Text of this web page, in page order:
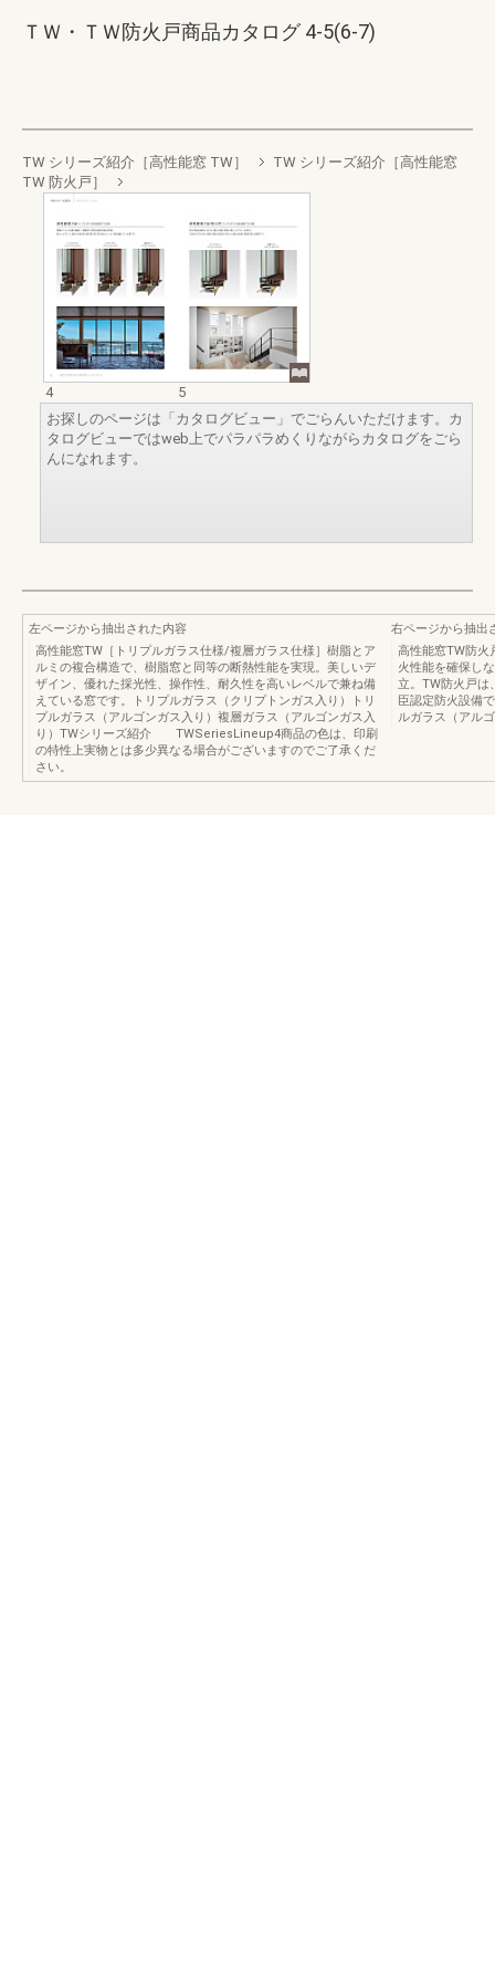
ＴＷ・ＴＷ防火戸商品カタログ 4-5(6-7)
TW シリーズ紹介［高性能窓 TW］
TW シリーズ紹介［高性能窓
TW 防火戸］
4
5
お探しのページは「カタログビュー」でごらんいただけます。カ
タログビューではweb上でパラパラめくりながらカタログをごら
んになれます。
左ページから抽出された内容
高性能窓TW［トリプルガラス仕様/複層ガラス仕様］樹脂とア
ルミの複合構造で、樹脂窓と同等の断熱性能を実現。美しいデ
ザイン、優れた採光性、操作性、耐久性を高いレベルで兼ね備
えている窓です。トリプルガラス（クリプトンガス入り）トリ
プルガラス（アルゴンガス入り）複層ガラス（アルゴンガス入
り）TWシリーズ紹介 TWSeriesLineup4商品の色は、印刷
の特性上実物とは多少異なる場合がございますのでご了承くだ
さい。
右ページから抽出
高性能窓TW防火
火性能を確保し
立。TW防火戸は
臣認定防火設備
ルガラス（アル